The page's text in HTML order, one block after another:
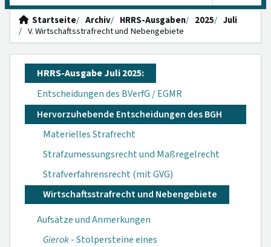
Startseite Archiv HRRS-Ausgaben 2025
Juli
V. Wirtschaftsstrafrecht und Nebengebiete
HRRS-Ausgabe Juli 2025:
Entscheidungen des BVerfG / EGMR
Hervorzuhebende Entscheidungen des BGH
Materielles Strafrecht
Strafzumessungsrecht und Maßregelrecht
Strafverfahrensrecht (mit GVG)
Wirtschaftsstrafrecht und Nebengebiete
Aufsätze und Anmerkungen
Gierok- Stolpersteine eines